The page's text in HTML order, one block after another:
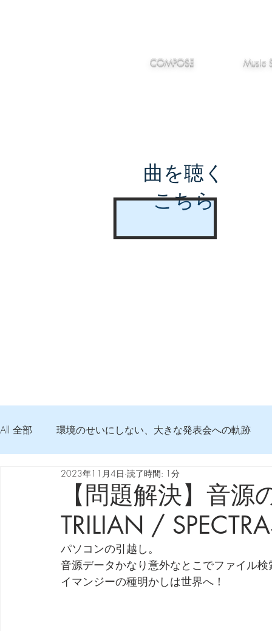
COMPOSE Music
曲を聴く
こちら
All 全部 環境のせいにしない、大きな発表会への軌跡
弦交換の記録 DTM 始める 知っておきたいコト
Imanjy Studio 使われているモノ 食べんじーの美味
劇団 Avan 劇伴が出来るまでを追ったドキュメンタリー
【問題解決】音
TRILIAN /
2023年11月4日 読了時間: 1分
パソコンの引越し。
音源データかなり意外なとこでファイル
イマンジーの種明かしは世界へ！